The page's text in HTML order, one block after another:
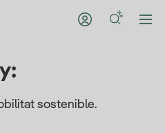
sostenible.